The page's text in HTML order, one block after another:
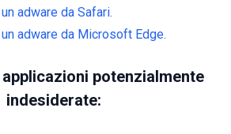
adware da Safari.
adware da Microsoft Edge.
potenzialmente
indesiderate: